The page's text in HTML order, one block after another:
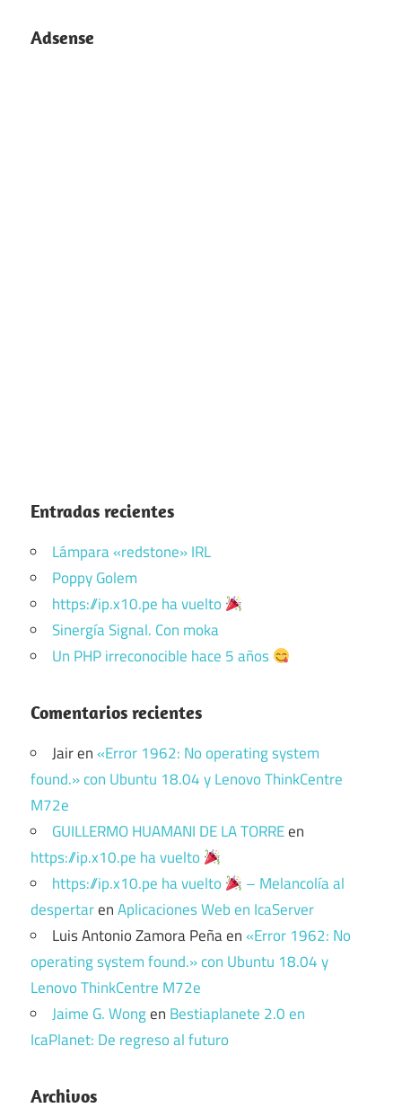
Adsense
Entradas recientes
Lámpara «redstone» IRL
Poppy Golem
https://ip.x10.pe ha vuelto
Sinergía Signal. Con moka
Un PHP irreconocible hace 5 años
Comentarios recientes
Jairen«Error 1962: No operating system
found.» con Ubuntu 18.04 y Lenovo ThinkCentre
M72e
GUILLERMO HUAMANI DE LA TORREen
https://ip.x10.pe ha vuelto
https://ip.x10.pe ha vuelto
– Melancolía al
despertarenAplicaciones Web en IcaServer
Luis Antonio Zamora Peñaen«Error 1962: No
operating system found.» con Ubuntu 18.04 y
Lenovo ThinkCentre M72e
Jaime G. Wongen Bestiaplanete 2.0 en
IcaPlanet: De regreso al futuro
Archivos